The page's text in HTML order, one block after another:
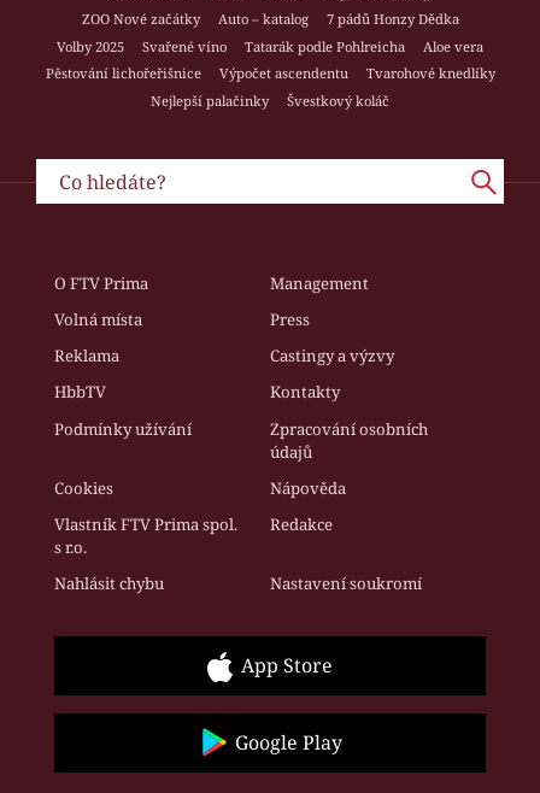
ZOO Nové začátky
Auto – katalog
7 pádů Honzy Dědka
Volby 2025
Svařené víno Tatarák podle Pohlreicha
Aloe vera
Pěstování lichořeřišnice
Výpočet ascendentu
Tvarohové knedlíky
Nejlepší palačinky
Švestkový koláč
O FTV Prima
Management
Volná místa
Press
Reklama
Castingy a výzvy
HbbTV
Kontakty
Podmínky užívání
Zpracování osobních
údajů
Cookies
Nápověda
Vlastník FTV Prima spol.
s r.o.
Redakce
Nahlásit chybu Nastavení soukromí
App Store
Google Play